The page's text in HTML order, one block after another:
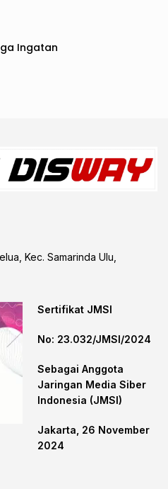
Ingatan
Kec. Samarinda Ulu,
Sertifikat JMSI
No: 23.032/JMSI/2024
Sebagai Anggota
Jaringan Media Siber
Indonesia (JMSI)
Jakarta, 26 November
2024